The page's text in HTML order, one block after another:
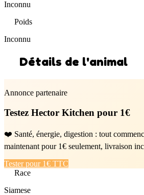
Inconnu
Poids
Inconnu
Détails de l'animal
Annonce partenaire
Testez Hector Kitchen pour 1€
❤️ Santé, énergie, digestion : tout
maintenant pour 1€ seulement, livraison
Tester pour 1€ TTC
Race
Siamese